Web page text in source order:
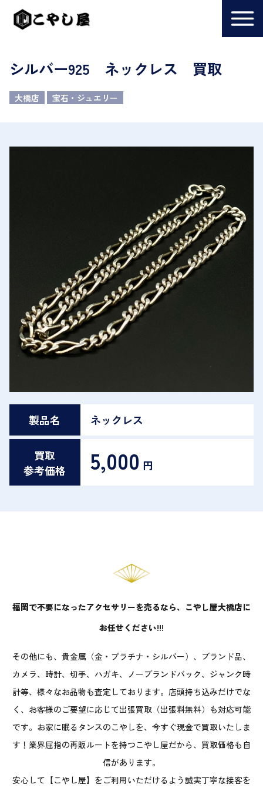
シルバー925 ネックレス 買取
大橋店 宝石・ジュエリー
製品名 ネックレス
買取
参考価格
5,000 円
福岡で不要になったアクセサリーを売るなら、こやし屋大橋店に
お任せください!!!
その他にも、貴金属（金・プラチナ・シルバー）、ブランド品、
カメラ、時計、切手、ハガキ、ノーブランドバック、ジャンク時
計等、様々なお品物も査定しております。店頭持ち込みだけでな
く、お客様のご要望に応じて出張買取（出張料無料）も対応可能
です。お家に眠るタンスのこやしを、今すぐ現金で買取いたしま
す！業界屈指の再販ルートを持つこやし屋だから、買取価格も自
信があります。
安心して【こやし屋】をご利用いただけるよう誠実丁寧な接客を